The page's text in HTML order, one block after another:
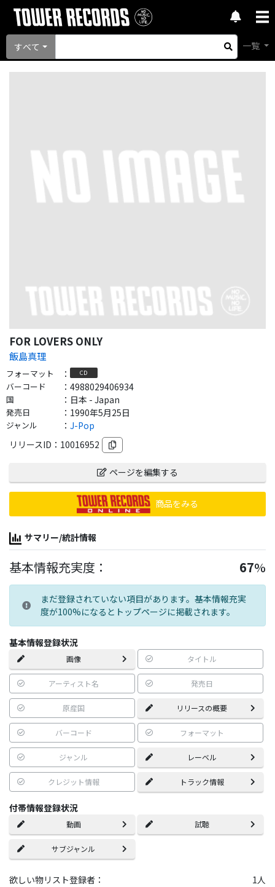
すべて 一覧
FOR LOVERS ONLY
飯島真理
フォーマット ： CD
バーコード ： 4988029406934
国 ： 日本 - Japan
発売日 ： 1990年5月25日
ジャンル ： J-Pop
リリースID： 10016952
ページを編集する
商品をみる
サマリー/統計情報
基本情報充実度： 67%
まだ登録されていない項目があります。基本情報充実
度が100%になるとトップページに掲載されます。
基本情報登録状況
画像 タイトル
アーティスト名 発売日
原産国 リリースの概要
バーコード フォーマット
ジャンル レーベル
クレジット情報 トラック情報
付帯情報登録状況
動画 試聴
サブジャンル
欲しい物リスト登録者： 1人